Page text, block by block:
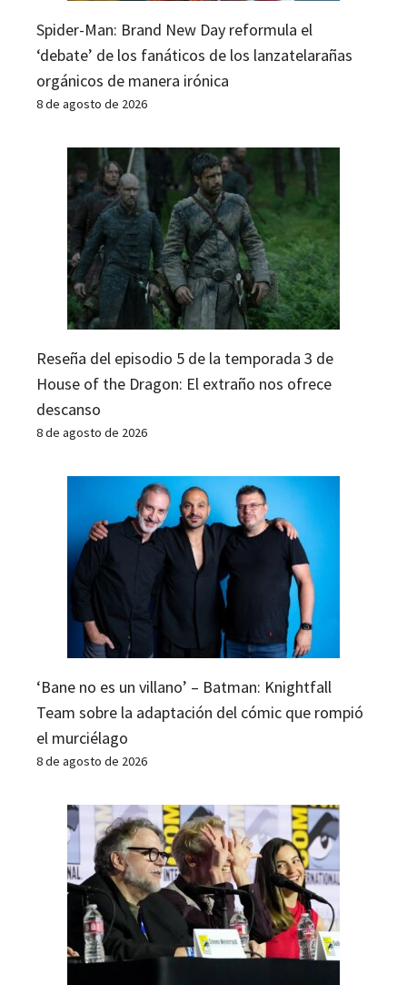
Spider-Man: Brand New Day reformula el
‘debate’ de los fanáticos de los lanzatelarañas
orgánicos de manera irónica
8 de agosto de 2026
Reseña del episodio 5 de la temporada 3 de
House of the Dragon: El extraño nos ofrece
descanso
8 de agosto de 2026
‘Bane no es un villano’ – Batman: Knightfall
Team sobre la adaptación del cómic que rompió
el murciélago
8 de agosto de 2026